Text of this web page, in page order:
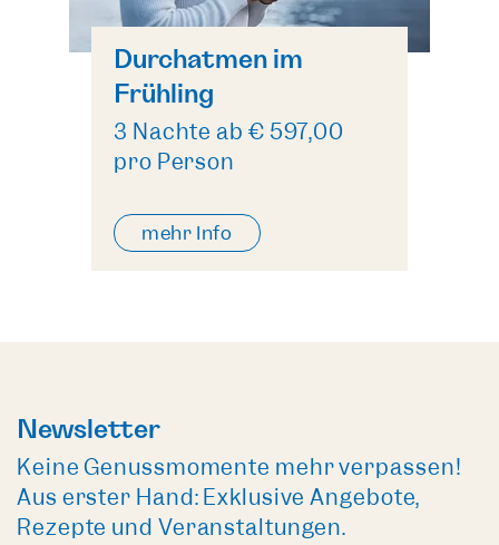
Durchatmen im
Frühling
3 Nächte ab € 597,00
pro Person
mehr Info
Newsletter
Keine Genussmomente mehr verpassen!
Aus erster Hand: Exklusive Angebote,
Rezepte und Veranstaltungen.